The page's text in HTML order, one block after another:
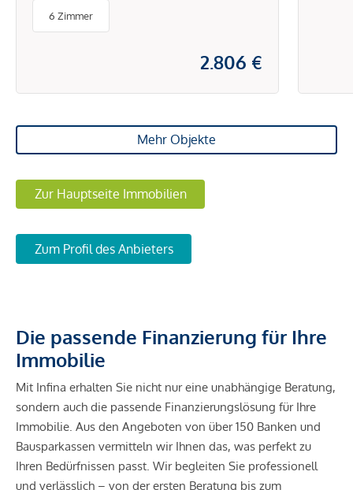
INKL. HEIZKOSTEN und BK
6 Zimmer
2.806 €
Mehr Objekte
Zur Hauptseite Immobilien
Zum Profil des Anbieters
Die passende Finanzierung für Ihre
Immobilie
Mit Infina erhalten Sie nicht nur eine unabhängige Beratung,
sondern auch die passende Finanzierungslösung für Ihre
Immobilie. Aus den Angeboten von über 150 Banken und
Bausparkassen vermitteln wir Ihnen das, was perfekt zu
Ihren Bedürfnissen passt. Wir begleiten Sie professionell
und verlässlich – von der ersten Beratung bis zum